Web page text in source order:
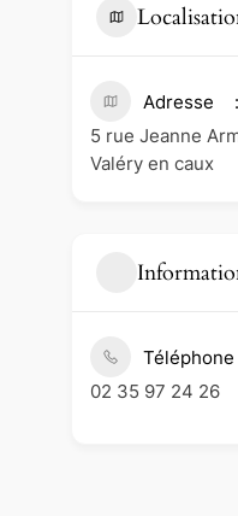
Adresse
5 rue Jeanne
Valéry en caux
Téléphone
02 35 97 24 26